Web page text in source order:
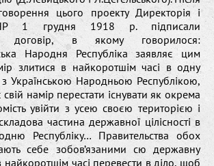
цього проекту Директорія і
1 грудня 1918 р. підписали
договір, в якому говорилося:
Народня Республіка заявляє цим
злитися в найкоротшім часі в одну
Українською Народньою Республікою,
свій намір перестати існувати як окрема
увійти з усею своєю територією і
частина державної цілісності в
Республіку… Правительства обох
себе зобов’язаними сю державну
часі перевести в діло, щоб